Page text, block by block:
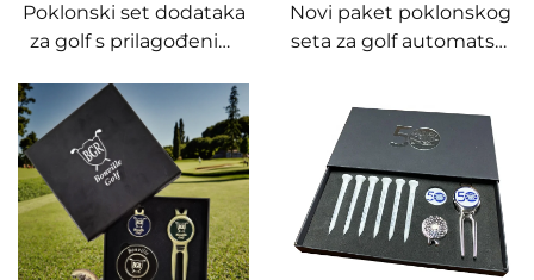
Poklonski set dodataka
za golf s prilagođenim
golf loptu magnetski
poker žeton za golf s
pakiranjem u kutiji
Novi paket poklonskog
seta za golf automatski
prilagođenim
logotipom metalni
marker za loptu alat za
popravak divota